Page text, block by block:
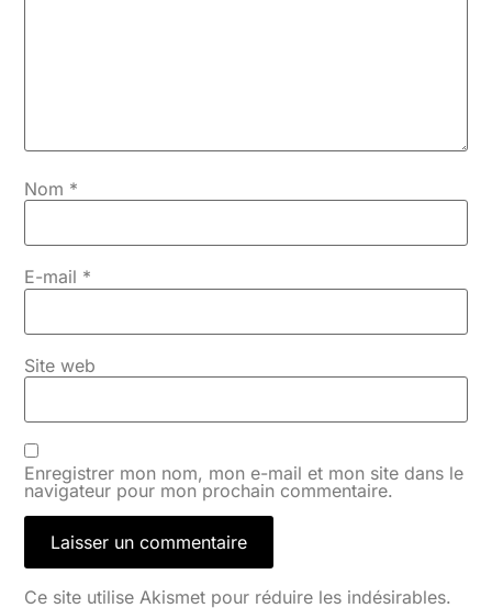
Nom *
E-mail *
Site web
Enregistrer mon nom, mon e-mail et mon site dans le
navigateur pour mon prochain commentaire.
Ce site utilise Akismet pour réduire les indésirables.